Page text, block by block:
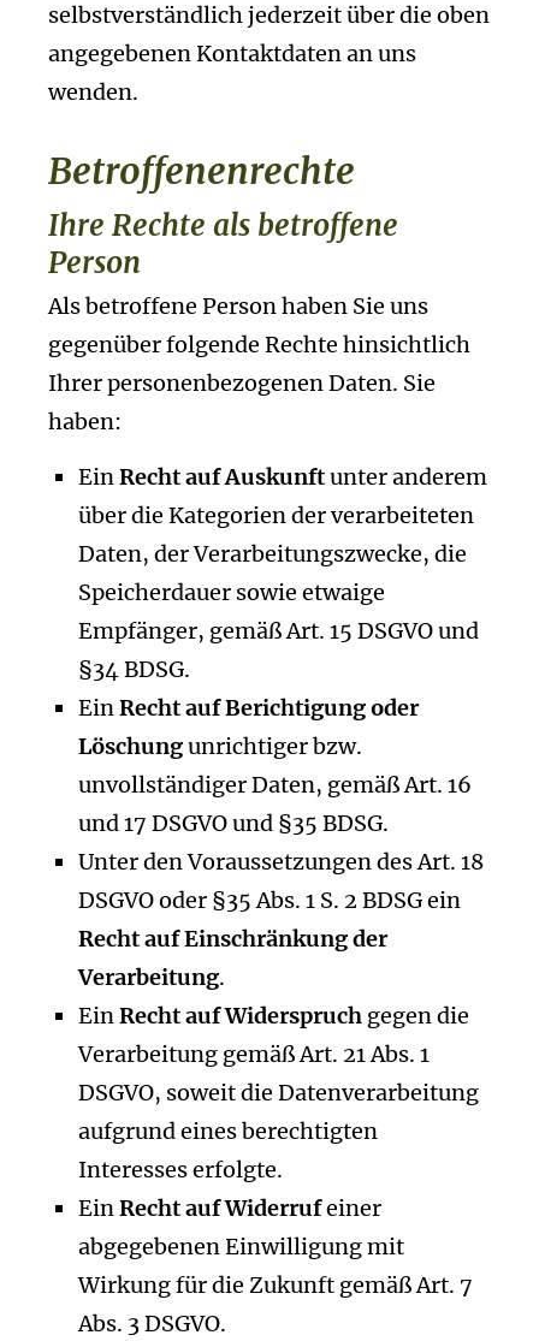
selbstverständlich jederzeit über die oben
angegebenen Kontaktdaten an uns
wenden.
Betroffenenrechte
Ihre Rechte als betroffene
Person
Als betroffene Person haben Sie uns
gegenüber folgende Rechte hinsichtlich
Ihrer personenbezogenen Daten. Sie
haben:
EinRecht auf Auskunftunter anderem
über die Kategorien der verarbeiteten
Daten, der Verarbeitungszwecke, die
Speicherdauer sowie etwaige
Empfänger, gemäß Art. 15 DSGVO und
§34 BDSG.
EinRecht auf Berichtigung oder
Löschungunrichtiger bzw.
unvollständiger Daten, gemäß Art. 16
und 17 DSGVO und §35 BDSG.
Unter den Voraussetzungen des Art. 18
DSGVO oder §35 Abs. 1 S. 2 BDSG ein
Recht auf Einschränkung der
Verarbeitung.
EinRecht auf Widerspruch gegen die
Verarbeitung gemäß Art. 21 Abs. 1
DSGVO, soweit die Datenverarbeitung
aufgrund eines berechtigten
Interesses erfolgte.
EinRecht auf Widerrufeiner
abgegebenen Einwilligung mit
Wirkung für die Zukunft gemäß Art. 7
Abs. 3 DSGVO.